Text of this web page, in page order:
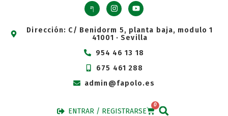
Dirección: C/ Benidorm 5, planta baja, modulo 1
41001 · Sevilla
954 46 13 18
675 461 288
admin@fapolo.es
ENTRAR / REGISTRARSE
0